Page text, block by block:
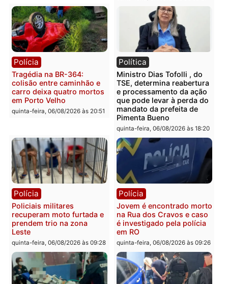
sexta-feira, 07/08/2026 às
Polícia
Homem é encontrado
morto em residência no
bairro Colina Park em RO
Polícia
Polícia Militar apreende
explosivos e
durante patrulhamento
fluvial no Rio Madeira em
Porto Velho
sexta-feira, 07/08/2026 às
Polícia
Tragédia na BR-364:
colisão entre caminhão e
carro deixa quatro mortos
em Porto Velho
quinta-feira, 06/08/2026 às 20:51
Política
Ministro Dias Tofolli , do
TSE, determina
e processamento da
que pode levar à perda
mandato da prefeita de
Pimenta Bueno